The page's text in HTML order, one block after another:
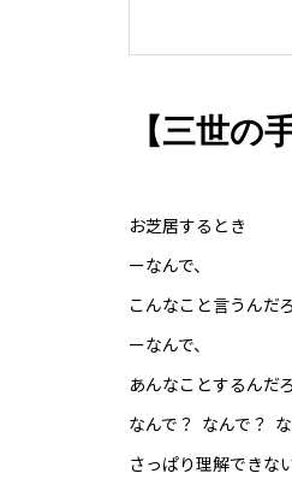
【三世の
お芝居するとき
ーなんで、
こんなこと言うんだ
ーなんで、
あんなことするんだ
なんで？ なんで？
さっぱり理解できない